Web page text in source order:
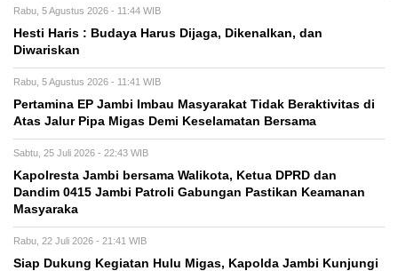
Rabu, 5 Agustus 2026 - 11:44 WIB
Hesti Haris : Budaya Harus Dijaga, Dikenalkan, dan
Diwariskan
Rabu, 5 Agustus 2026 - 11:41 WIB
Pertamina EP Jambi Imbau Masyarakat Tidak Beraktivitas di
Atas Jalur Pipa Migas Demi Keselamatan Bersama
Sabtu, 25 Juli 2026 - 22:43 WIB
Kapolresta Jambi bersama Walikota, Ketua DPRD dan
Dandim 0415 Jambi Patroli Gabungan Pastikan Keamanan
Masyaraka
Rabu, 22 Juli 2026 - 21:41 WIB
Siap Dukung Kegiatan Hulu Migas, Kapolda Jambi Kunjungi